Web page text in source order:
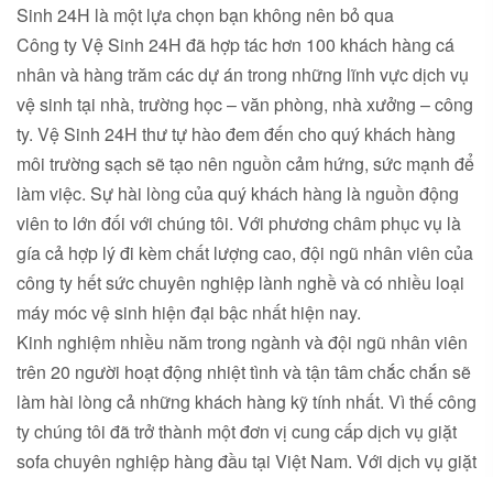
Sinh 24H là một lựa chọn bạn không nên bỏ qua
Công ty Vệ Sinh 24H đã hợp tác hơn 100 khách hàng cá
nhân và hàng trăm các dự án trong những lĩnh vực dịch vụ
vệ sinh tại nhà, trường học – văn phòng, nhà xưởng – công
ty. Vệ Sinh 24H thư tự hào đem đến cho quý khách hàng
môi trường sạch sẽ tạo nên nguồn cảm hứng, sức mạnh để
làm việc. Sự hài lòng của quý khách hàng là nguồn động
viên to lớn đối với chúng tôi. Với phương châm phục vụ là
gía cả hợp lý đi kèm chất lượng cao, đội ngũ nhân viên của
công ty hết sức chuyên nghiệp lành nghề và có nhiều loại
máy móc vệ sinh hiện đại bậc nhất hiện nay.
Kinh nghiệm nhiều năm trong ngành và đội ngũ nhân viên
trên 20 người hoạt động nhiệt tình và tận tâm chắc chắn sẽ
làm hài lòng cả những khách hàng kỹ tính nhất. Vì thế công
ty chúng tôi đã trở thành một đơn vị cung cấp dịch vụ giặt
sofa chuyên nghiệp hàng đầu tại Việt Nam. Với dịch vụ giặt